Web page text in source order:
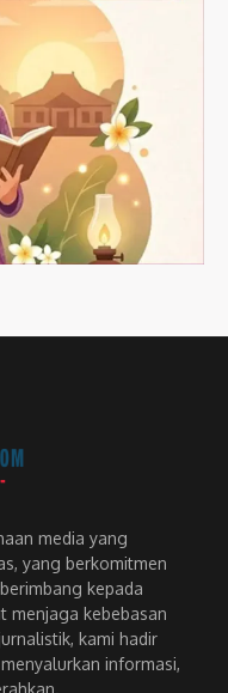
media yang
yang berkomitmen
kepada
menjaga kebebasan
kami hadir
informasi,